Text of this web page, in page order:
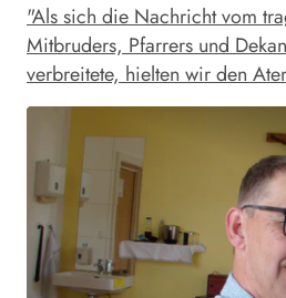
"Als sich die Nachricht vom
Mitbruders, Pfarrers und
verbreitete, hielten wir den